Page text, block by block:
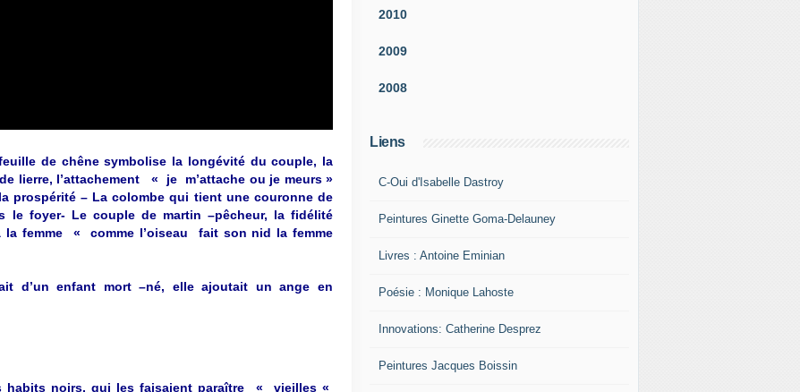
de chêne symbolise la longévité du couple, la
lierre, l’attachement « je m’attache ou je meurs »
prospérité – La colombe qui tient une couronne de
le foyer- Le couple de martin –pêcheur, la fidélité
la femme « comme l’oiseau fait son nid la femme
d’un enfant mort –né, elle ajoutait un ange en
habits noirs, qui les faisaient paraître « vieilles «
2010
2009
2008
Liens
C-Oui d'Isabelle Dastroy
Peintures Ginette Goma-Delauney
Livres : Antoine Eminian
Poésie : Monique Lahoste
Innovations: Catherine Desprez
Peintures Jacques Boissin